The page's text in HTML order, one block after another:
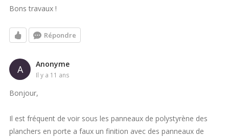
Bons travaux !
Répondre
A Anonyme
il y a 11 ans
Bonjour,
Il est fréquent de voir sous les panneaux de polystyrène des
planchers en porte a faux un finition avec des panneaux de